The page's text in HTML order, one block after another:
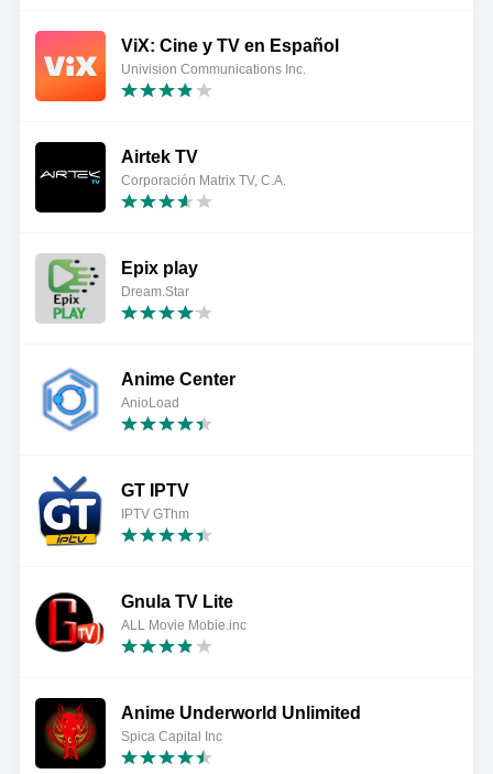
ViX: Cine y TV en Español
Univision Communications Inc.
Airtek TV
Corporación Matrix TV, C.A.
Epix play
Dream.Star
Anime Center
AnioLoad
GT IPTV
IPTV GThm
Gnula TV Lite
ALL Movie Mobie.inc
Anime Underworld Unlimited
Spica Capital Inc